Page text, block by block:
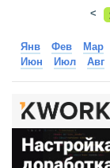
<
Янв Фев Мар
Июн
Июл Авг